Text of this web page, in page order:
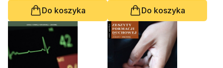
Do koszyka
Do koszyka